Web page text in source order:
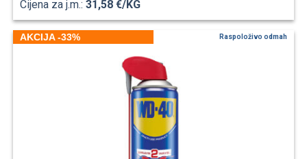
Cijena za j.m.: 31,58 €/KG
AKCIJA -33% Raspoloživo odmah